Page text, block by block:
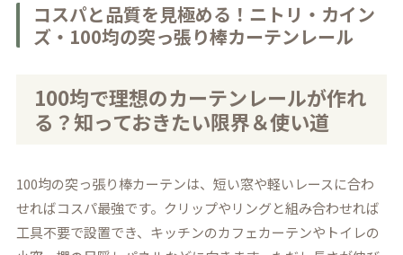
コスパと品質を見極める！ニトリ・カイン
ズ・100均の突っ張り棒カーテンレール
100均で理想のカーテンレールが作れ
る？知っておきたい限界＆使い道
100均の突っ張り棒カーテンは、短い窓や軽いレースに合わ
せればコスパ最強です。クリップやリングと組み合わせれば
工具不要で設置でき、キッチンのカフェカーテンやトイレの